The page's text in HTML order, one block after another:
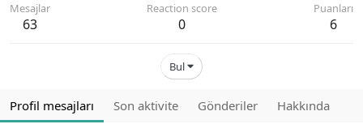
Mesajlar
63
Reaction score
0
Puanları
6
Bul
Profil mesajları Son aktivite Gönderiler Hakkında